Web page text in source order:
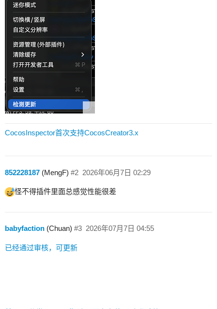
CocosInspector首次支持CocosCreator3.x
852228187 (MengF) 2026年06月7日 02:29
#2
怪不得插件里面总感觉性能很差
babyfaction (Chuan) 2026年07月7日 04:55
#3
已经通过审核，可更新